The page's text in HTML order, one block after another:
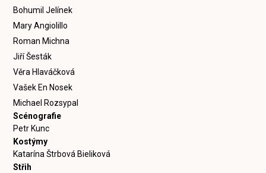
Bohumil Jelínek
Mary Angiolillo
Roman Michna
Jiří Šesták
Věra Hlaváčková
Vašek En Nosek
Michael Rozsypal
Scénografie
Petr Kunc
Kostýmy
Katarína Štrbová Bieliková
Střih